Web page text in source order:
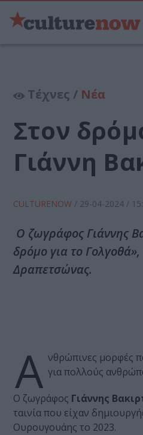
Τέχνες / Νέα
Στον
Γιάννη
CULTURENOW / 29-04-2024 /
Ο ζωγράφος Γιάννης
δρόμο για το
Δραπετσώνας.
Α νθρώπινες μορφές
για πολλούς
Ο ζωγράφος Γιάννης
ταινία που είχαν
Ουρουγουάης το 2023.